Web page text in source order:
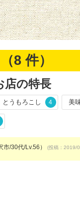
8 件）
店の特長
とうもろこし 4 美
市/30代/Lv.56） (投稿：2019/